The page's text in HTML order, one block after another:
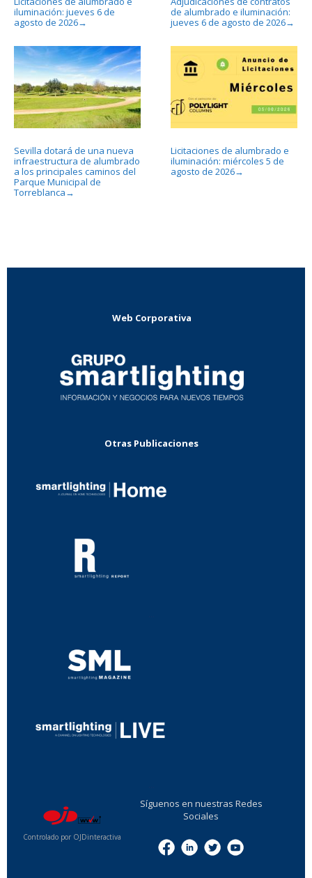
iluminación: jueves 6 de
agosto de 2026→
de alumbrado e iluminación:
jueves 6 de agosto de 2026→
Sevilla dotará de una nueva
infraestructura de alumbrado
a los principales caminos del
Parque Municipal de
Torreblanca →
Licitaciones de alumbrado e
iluminación: miércoles 5 de
agosto de 2026→
Web Corporativa
Otras Publicaciones
Controlado por OJDinteractiva
Síguenos en nuestras Redes
Sociales